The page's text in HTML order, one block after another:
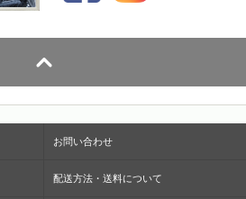
お問い合わせ
配送方法・送料について